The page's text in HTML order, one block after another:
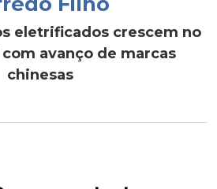
eletrificados crescem no
avanço de marcas
chinesas